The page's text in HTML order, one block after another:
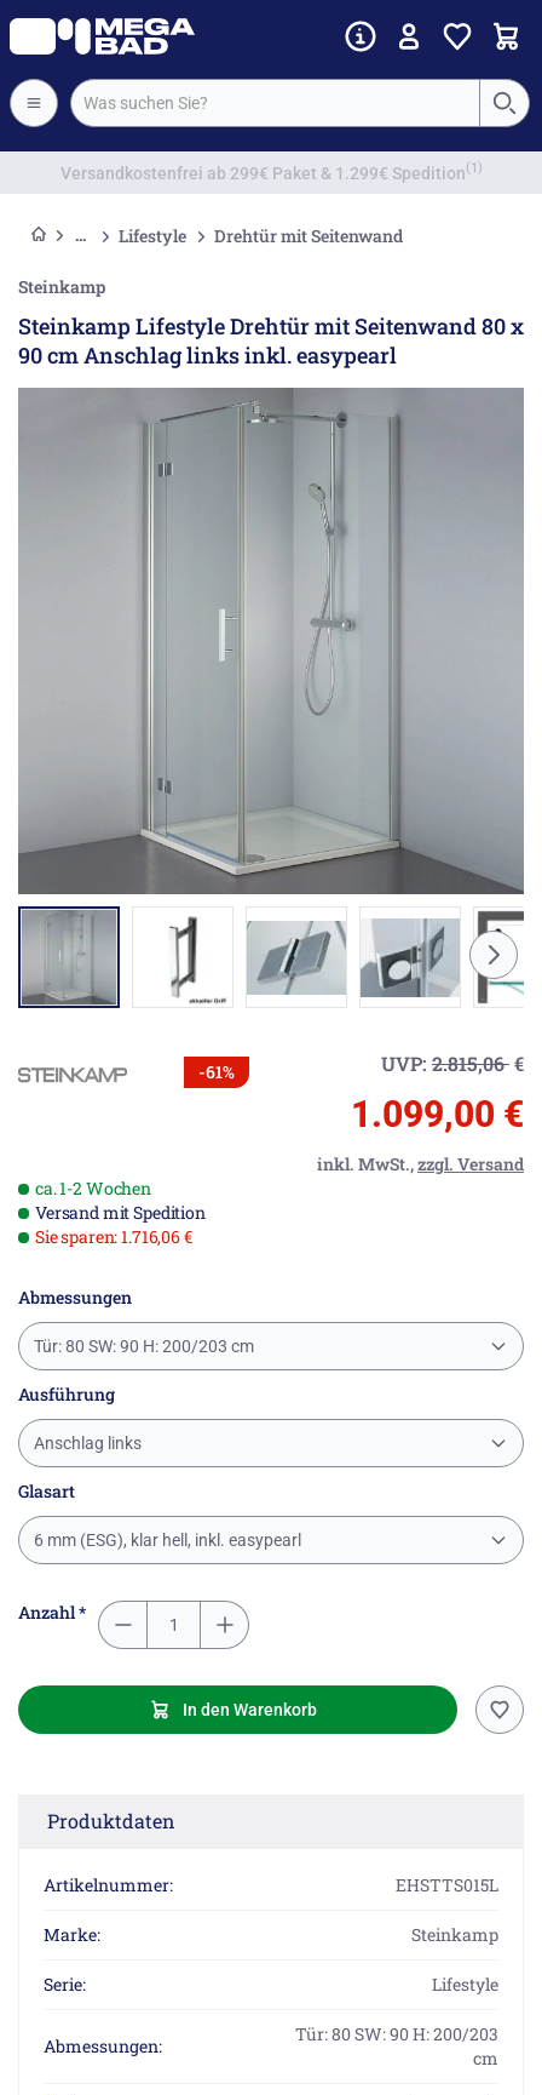
Vorkassenrabatt
Lifestyle Drehtür mit Seitenwand
Steinkamp
Steinkamp Lifestyle Drehtür mit Seitenwand 80 x
90 cm Anschlag links inkl. easypearl
-61% UVP: 2.815,06€
1.099,00 €
inkl. MwSt.,zzgl. Versand
ca. 1-2 Wochen
Versand mit Spedition
Sie sparen: 1.716,06 €
Abmessungen
Tür: 80 SW: 90 H: 200/203 cm
Ausführung
Anschlag links
Glasart
6 mm (ESG), klar hell, inkl. easypearl
Anzahl *
In den Warenkorb
Produktdaten
Artikelnummer: EHSTTS015L
Marke: Steinkamp
Serie: Lifestyle
Abmessungen:
Tür: 80 SW: 90 H: 200/203
cm